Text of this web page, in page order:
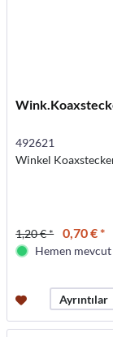
492621
Winkel
1,20 € * 0,70 € *
Hemen mevcut
Ayrıntılar